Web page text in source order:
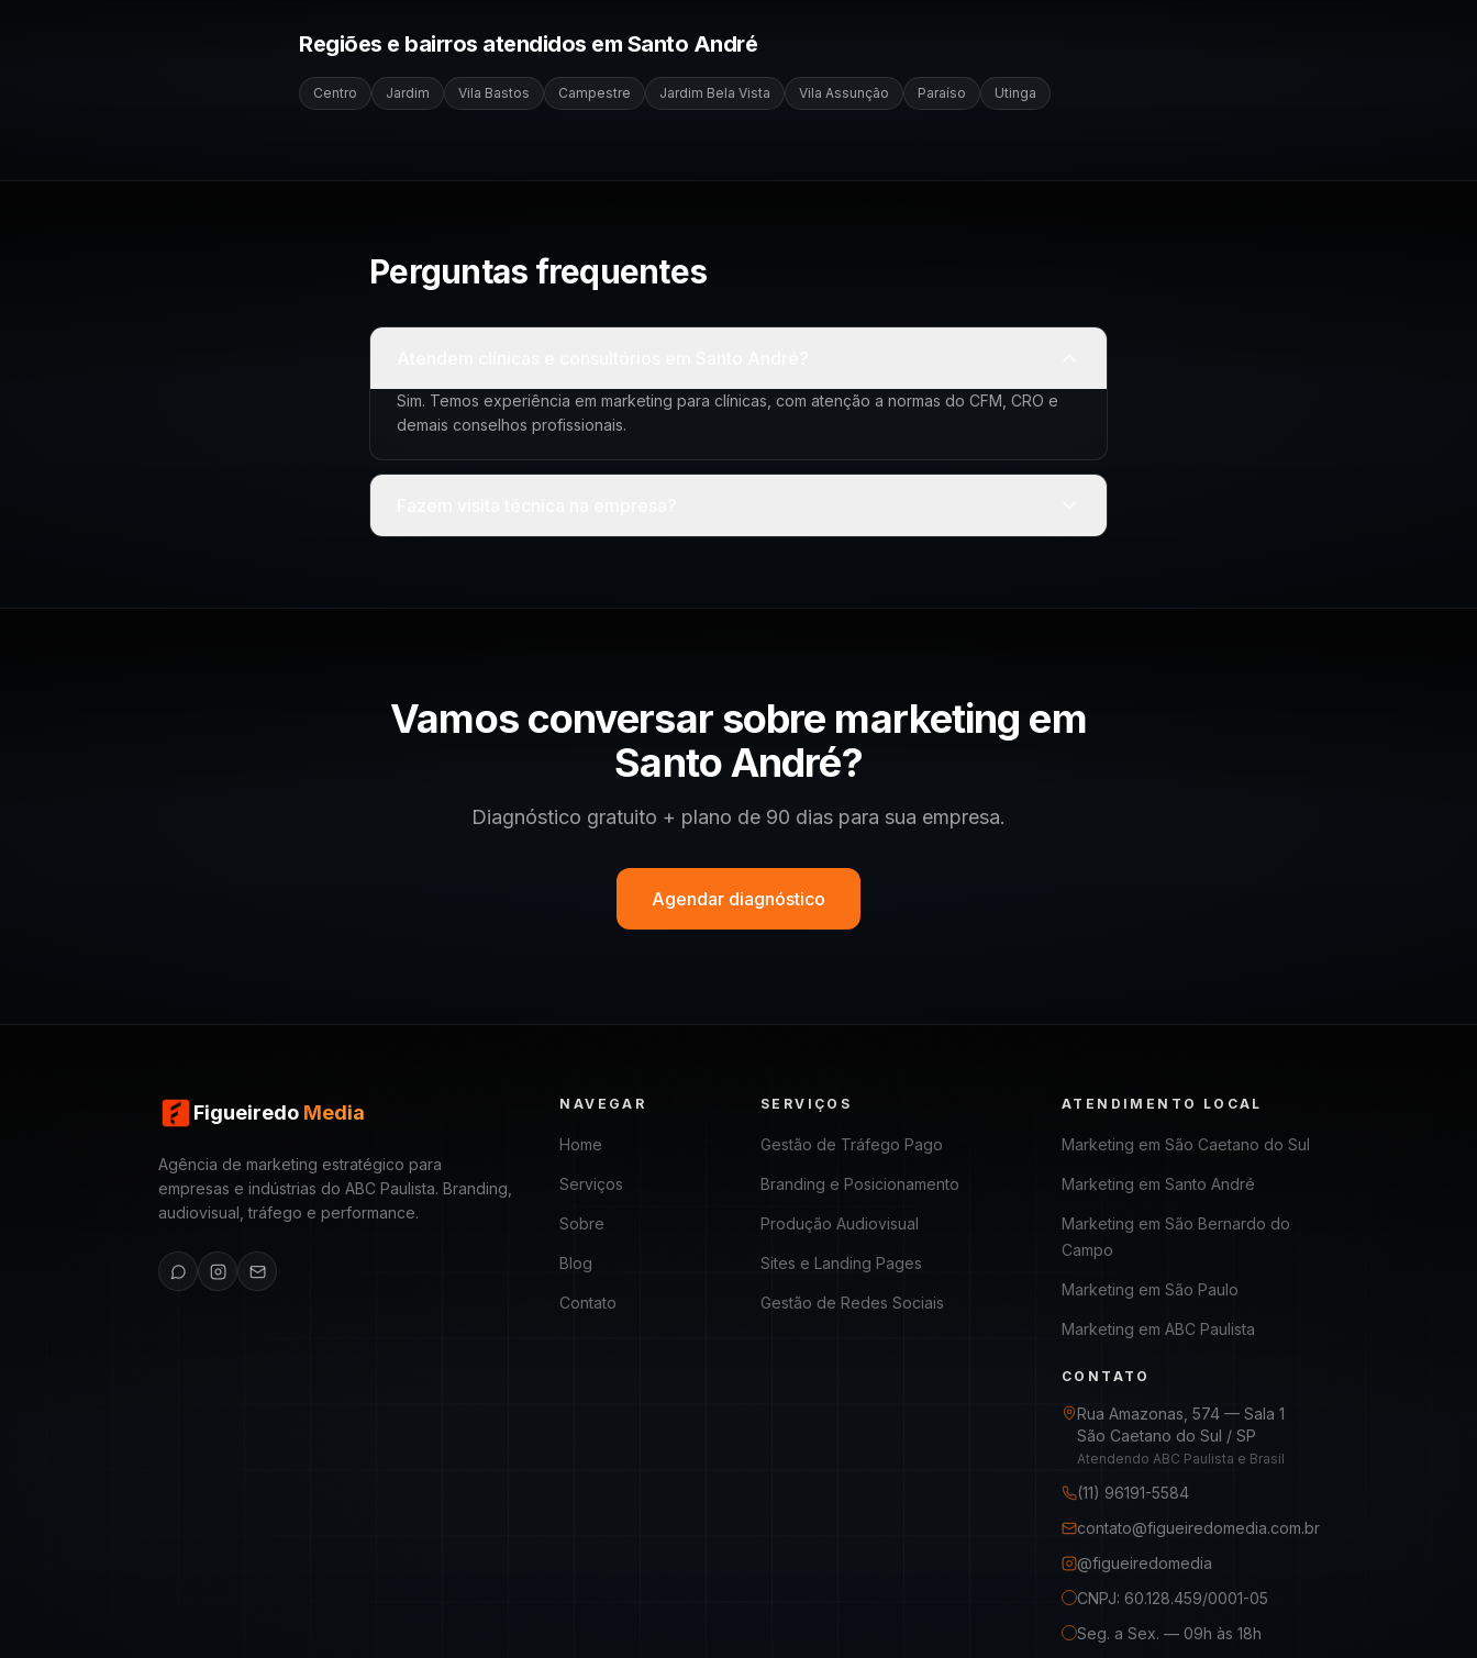
Regiões e bairros atendidos em Santo André
Centro Jardim Vila Bastos Campestre Jardim Bela Vista Vila Assunção Paraíso Utinga
Perguntas frequentes
Sim. Temos experiência em marketing para clínicas, com atenção a normas do CFM, CRO e
demais conselhos profissionais.
Vamos conversar sobre marketing em
Santo André?
Diagnóstico gratuito + plano de 90 dias para sua empresa.
Agendar diagnóstico
Figueiredo Media
Agência de marketing estratégico para
empresas e indústrias do ABC Paulista. Branding,
audiovisual, tráfego e performance.
NAVEGAR
Home
Serviços
Sobre
Blog
Contato
SERVIÇOS
Gestão de Tráfego Pago
Branding e Posicionamento
Produção Audiovisual
Sites e Landing Pages
Gestão de Redes Sociais
ATENDIMENTO LOCAL
Marketing em São Caetano do Sul
Marketing em Santo André
Marketing em São Bernardo do
Campo
Marketing em São Paulo
Marketing em ABC Paulista
CONTATO
Rua Amazonas, 574 — Sala 1
São Caetano do Sul / SP
Atendendo ABC Paulista e Brasil
(11) 96191-5584
contato@figueiredomedia.com.br
@figueiredomedia
CNPJ: 60.128.459/0001-05
Seg. a Sex. — 09h às 18h